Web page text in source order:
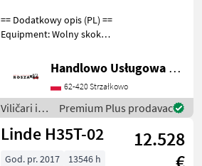
== Dodatkowy opis (PL) ==
Equipment: Wolny skok
Pełna kabina, Ogrzewanie
Additional info: Stan:
Bardzo dobry, Możliwość
UDT Gorivo: Gas
Handlowo Usługowa Alanex Alan Roszak
62-420 Strzałkowo
Viličari i
skladišna
tehnika /
Premium Plus prodavac
Linde H35T-02
12.528
God. pr. 2017 13546 h